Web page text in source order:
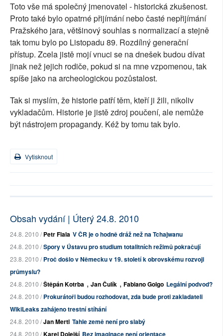
Toto vše má společný jmenovatel - historická zkušenost.
Proto také bylo opatrné přijímání nebo časté nepřijímání
Pražského jara, většinový souhlas s normalizací a stejně
tak tomu bylo po Listopadu 89. Rozdílný generační
přístup. Zcela jistě mojí vnuci se na dnešek budou dívat
jinak než jejich rodiče, pokud si na mne vzpomenou, tak
spíše jako na archeologickou pozůstalost.
Tak si myslím, že historie patří těm, kteří ji žili, nikoliv
vykladačům. Historie je jistě zdroj poučení, ale nemůže
být nástrojem propagandy. Kéž by tomu tak bylo.
Vytisknout
Obsah vydání | Úterý 24.8. 2010
24.8. 2010 /Petr Fiala V ČR je o hodně dráž než na Tchajwanu
24.8. 2010 /Spory v Ústavu pro studium totalitních režimů pokračují
23.8. 2010 /Proč došlo v Německu v 19. století k obrovskému rozvoji
průmyslu?
24.8. 2010 /Štěpán Kotrba , Jan Čulík , Fabiano Golgo Legální podvod?
24.8. 2010 /Prokurátoři budou rozhodovat, zda bude proti zakladateli
WikiLeaks zahájeno trestní stíhání
24.8. 2010 /Jan Mertl Tahle země není pro slabý
24.8. 2010 /Karel Dolejší Bez imaginace není orientace